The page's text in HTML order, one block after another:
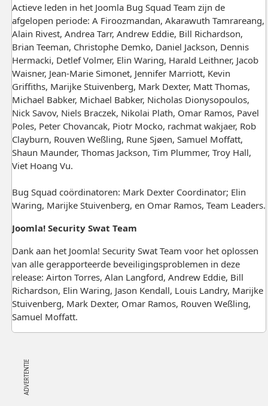
Actieve leden in het Joomla Bug Squad Team zijn de
afgelopen periode: A Firoozmandan, Akarawuth Tamrareang,
Alain Rivest, Andrea Tarr, Andrew Eddie, Bill Richardson,
Brian Teeman, Christophe Demko, Daniel Jackson, Dennis
Hermacki, Detlef Volmer, Elin Waring, Harald Leithner, Jacob
Waisner, Jean-Marie Simonet, Jennifer Marriott, Kevin
Griffiths, Marijke Stuivenberg, Mark Dexter, Matt Thomas,
Michael Babker, Michael Babker, Nicholas Dionysopoulos,
Nick Savov, Niels Braczek, Nikolai Plath, Omar Ramos, Pavel
Poles, Peter Chovancak, Piotr Mocko, rachmat wakjaer, Rob
Clayburn, Rouven Weßling, Rune Sjøen, Samuel Moffatt,
Shaun Maunder, Thomas Jackson, Tim Plummer, Troy Hall,
Viet Hoang Vu.
Bug Squad coördinatoren: Mark Dexter Coordinator; Elin
Waring, Marijke Stuivenberg, en Omar Ramos, Team Leaders.
Joomla! Security Swat Team
Dank aan het Joomla! Security Swat Team voor het oplossen
van alle gerapporteerde beveiligingsproblemen in deze
release: Airton Torres, Alan Langford, Andrew Eddie, Bill
Richardson, Elin Waring, Jason Kendall, Louis Landry, Marijke
Stuivenberg, Mark Dexter, Omar Ramos, Rouven Weßling,
Samuel Moffatt.